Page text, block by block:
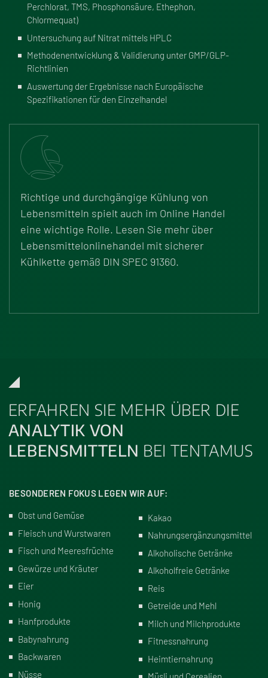
Perchlorat, TMS, Phosphonsäure, Ethephon,
Chlormequat)
Untersuchung auf Nitrat mittels HPLC
Methodenentwicklung & Validierung unter GMP/GLP-
Richtlinien
Auswertung der Ergebnisse nach Europäische
Spezifikationen für den Einzelhandel
Richtige und durchgängige Kühlung von
Lebensmitteln spielt auch im Online Handel
eine wichtige Rolle. Lesen Sie mehr über
Lebensmittelonlinehandel mit sicherer
Kühlkette gemäß DIN SPEC 91360.
ERFAHREN SIE MEHR ÜBER DIE
ANALYTIK VON
LEBENSMITTELN BEI TENTAMUS
BESONDEREN FOKUS LEGEN WIR AUF:
Obst und Gemüse
Fleisch und Wurstwaren
Fisch und Meeresfrüchte
Gewürze und Kräuter
Eier
Honig
Hanfprodukte
Babynahrung
Backwaren
Nüsse
Kakao
Nahrungsergänzungsmittel
Alkoholische Getränke
Alkoholfreie Getränke
Reis
Getreide und Mehl
Milch und Milchprodukte
Fitnessnahrung
Heimtiernahrung